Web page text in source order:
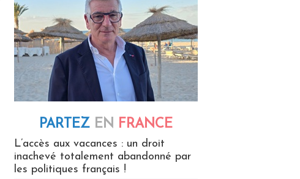
PARTEZ EN FRANCE
L’accès aux vacances : un droit
inachevé totalement abandonné par
les politiques français !